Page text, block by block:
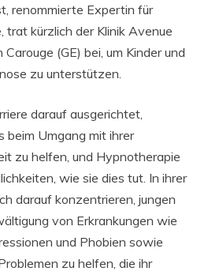
renommierte Expertin für
trat kürzlich der Klinik Avenue
(GE) bei, um Kinder und
zu unterstützen.
darauf ausgerichtet,
beim Umgang mit ihrer
zu helfen, und Hypnotherapie
wie sie dies tut. In ihrer
darauf konzentrieren, jungen
von Erkrankungen wie
und Phobien sowie
zu helfen, die ihr